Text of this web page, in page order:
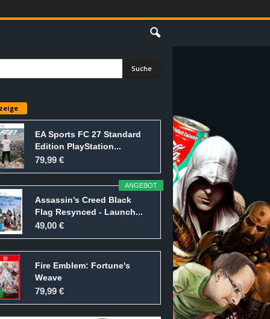
EA Sports FC 27 Standard
Edition PlayStation...
79,99 €
ANGEBOT
Assassin’s Creed Black
Flag Resynced - Launch...
49,00 €
Fire Emblem: Fortune's
Weave
79,99 €